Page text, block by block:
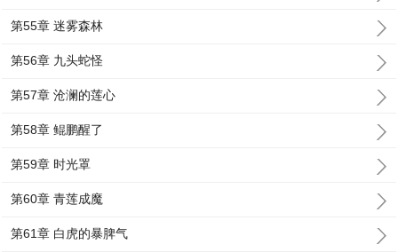
第55章 迷雾森林
第56章 九头蛇怪
第57章 沧澜的莲心
第58章 鲲鹏醒了
第59章 时光罩
第60章 青莲成魔
第61章 白虎的暴脾气